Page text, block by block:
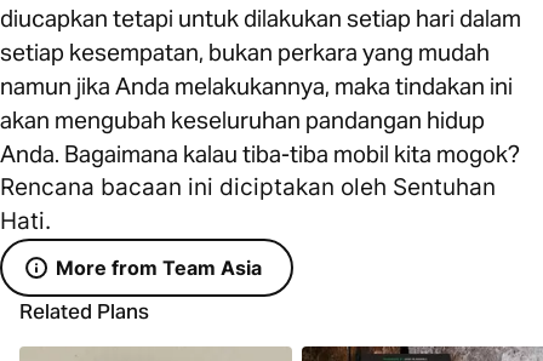
diucapkan tetapi untuk dilakukan setiap hari dalam
setiap kesempatan, bukan perkara yang mudah
namun jika Anda melakukannya, maka tindakan ini
akan mengubah keseluruhan pandangan hidup
Anda. Bagaimana kalau tiba-tiba mobil kita mogok?
Rencana bacaan ini diciptakan oleh Sentuhan
Hati.
More from Team Asia
Related Plans